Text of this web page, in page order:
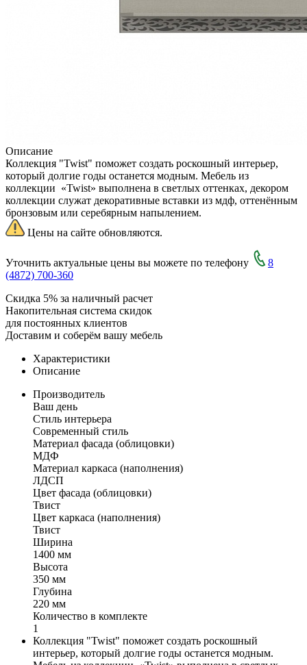
Описание
Коллекция "Twist" поможет создать роскошный интерьер,
который долгие годы останется модным. Мебель из
коллекции «Twist» выполнена в светлых оттенках, декором
коллекции служат декоративные вставки из мдф, оттенённым
бронзовым или серебярным напылением.
Цены на сайте обновляются.
Уточнить актуальные цены вы можете по телефону
8
(4872) 700-360
Скидка 5% за наличный расчет
Накопительная система скидок
для постоянных клиентов
Доставим и соберём вашу мебель
Характеристики
Описание
Производитель
Ваш день
Стиль интерьера
Современный стиль
Материал фасада (облицовки)
МДФ
Материал каркаса (наполнения)
ЛДСП
Цвет фасада (облицовки)
Твист
Цвет каркаса (наполнения)
Твист
Ширина
1400 мм
Высота
350 мм
Глубина
220 мм
Количество в комплекте
1
Коллекция "Twist" поможет создать роскошный
интерьер, который долгие годы останется модным.